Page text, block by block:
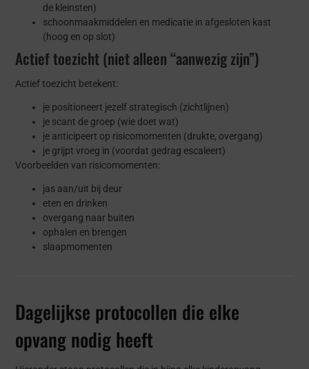
de kleinsten)
schoonmaakmiddelen en medicatie in afgesloten kast
(hoog en op slot)
Actief toezicht (niet alleen “aanwezig zijn”)
Actief toezicht betekent:
je positioneert jezelf strategisch (zichtlijnen)
je scant de groep (wie doet wat)
je anticipeert op risicomomenten (drukte, overgang)
je grijpt vroeg in (voordat gedrag escaleert)
Voorbeelden van risicomomenten:
jas aan/uit bij deur
eten en drinken
overgang naar buiten
ophalen en brengen
slaapmomenten
Dagelijkse protocollen die elke
opvang nodig heeft